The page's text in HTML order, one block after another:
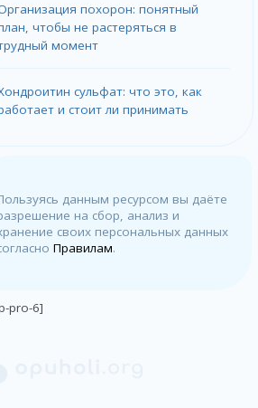
похорон: понятный
чтобы не растеряться в
момент
сульфат: что это, как
и стоит ли принимать
данным ресурсом вы даёте
на сбор, анализ и
своих персональных данных
Правилам.
pro-6]